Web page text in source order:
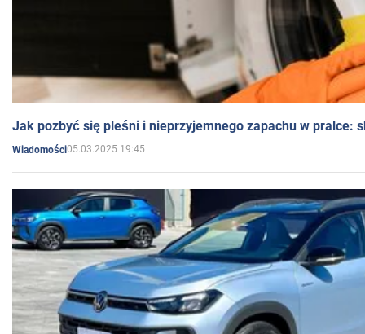
Jak pozbyć się pleśni i nieprzyjemnego zapachu w pralce:
Wiadomości05.03.2025 19:45